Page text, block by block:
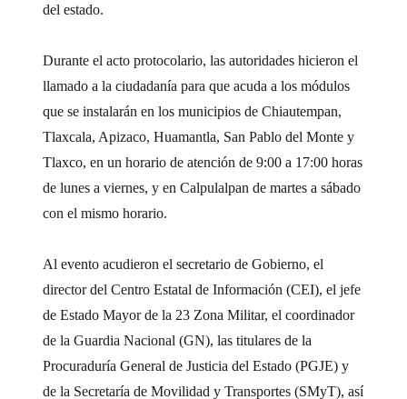
del estado.
Durante el acto protocolario, las autoridades hicieron el
llamado a la ciudadanía para que acuda a los módulos
que se instalarán en los municipios de Chiautempan,
Tlaxcala, Apizaco, Huamantla, San Pablo del Monte y
Tlaxco, en un horario de atención de 9:00 a 17:00 horas
de lunes a viernes, y en Calpulalpan de martes a sábado
con el mismo horario.
Al evento acudieron el secretario de Gobierno, el
director del Centro Estatal de Información (CEI), el jefe
de Estado Mayor de la 23 Zona Militar, el coordinador
de la Guardia Nacional (GN), las titulares de la
Procuraduría General de Justicia del Estado (PGJE) y
de la Secretaría de Movilidad y Transportes (SMyT), así